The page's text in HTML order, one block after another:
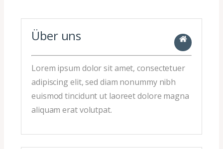
Über uns
Lorem ipsum dolor sit amet, consectetuer
adipiscing elit, sed diam nonummy nibh
euismod tincidunt ut laoreet dolore magna
aliquam erat volutpat.